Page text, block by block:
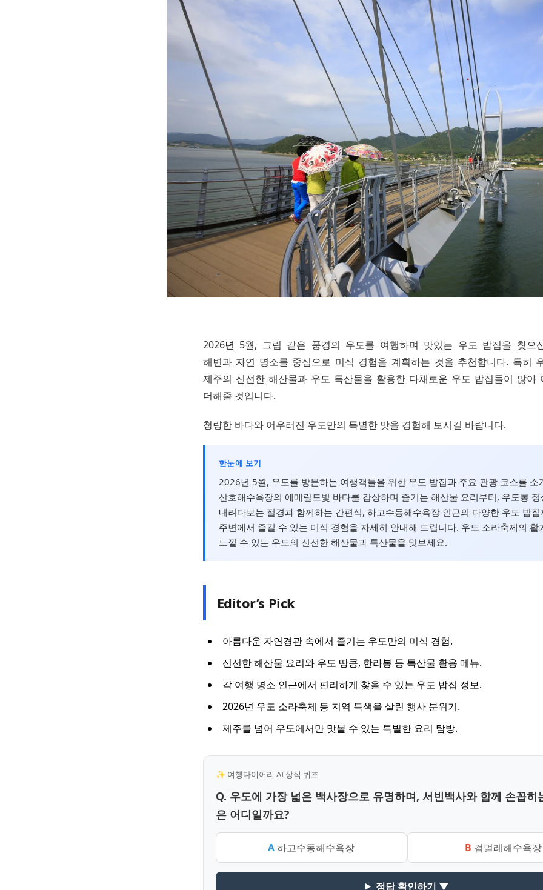
2026년 5월, 그림 같은 풍경의 우도를 여행하며 맛있는 우도 밥집을 찾으
해변과 자연 명소를 중심으로 미식 경험을 계획하는 것을 추천합니다. 특히
제주의 신선한 해산물과 우도 특산물을 활용한 다채로운 우도 밥집들이 많아
더해줄 것입니다.
청량한 바다와 어우러진 우도만의 특별한 맛을 경험해 보시길 바랍니다.
한눈에 보기
2026년 5월, 우도를 방문하는 여행객들을 위한 우도 밥집과 주요 관광 코스를 소
산호해수욕장의 에메랄드빛 바다를 감상하며 즐기는 해산물 요리부터, 우도봉 정
내려다보는 절경과 함께하는 간편식, 하고수동해수욕장 인근의 다양한 우도 밥
주변에서 즐길 수 있는 미식 경험을 자세히 안내해 드립니다. 우도 소라축제의 활
느낄 수 있는 우도의 신선한 해산물과 특산물을 맛보세요.
Editor’s Pick
아름다운 자연경관 속에서 즐기는 우도만의 미식 경험.
신선한 해산물 요리와 우도 땅콩, 한라봉 등 특산물 활용 메뉴.
각 여행 명소 인근에서 편리하게 찾을 수 있는 우도 밥집 정보.
2026년 우도 소라축제 등 지역 특색을 살린 행사 분위기.
제주를 넘어 우도에서만 맛볼 수 있는 특별한 요리 탐방.
✨ 여행다이어리 AI 상식 퀴즈
Q. 우도에 가장 넓은 백사장으로 유명하며, 서빈백사와 함께 손꼽히
은 어디일까요?
A하고수동해수욕장 B 검멀레해수욕장
정답 확인하기 ▼